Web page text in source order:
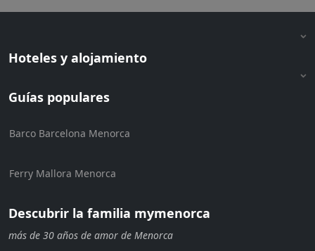
Hoteles y alojamiento
Guías populares
Barco Barcelona Menorca
Ferry Mallora Menorca
Descubrir la familia mymenorca
más de 30 años de amor de Menorca